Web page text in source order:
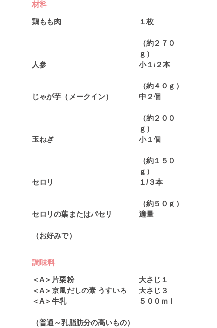
材料
鶏もも肉 １枚
（約２７０
ｇ）
人参
小１/２本
（約４０ｇ）
じゃが芋（メークイン）
中２個
（約２００
ｇ）
玉ねぎ
小１個
（約１５０
ｇ）
セロリ
１/３本
（約５０ｇ）
セロリの葉またはパセリ
（お好みで）
適量
調味料
＜A＞片栗粉
大さじ１
＜A＞京風だしの素 うすいろ
大さじ３
＜A＞牛乳
（普通～乳脂肪分の高いもの）
５００ｍｌ